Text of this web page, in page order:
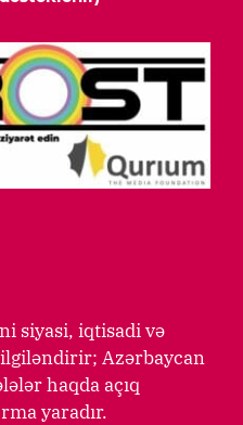
siyasi, iqtisadi və
Azərbaycan
haqda açıq
yaradır.